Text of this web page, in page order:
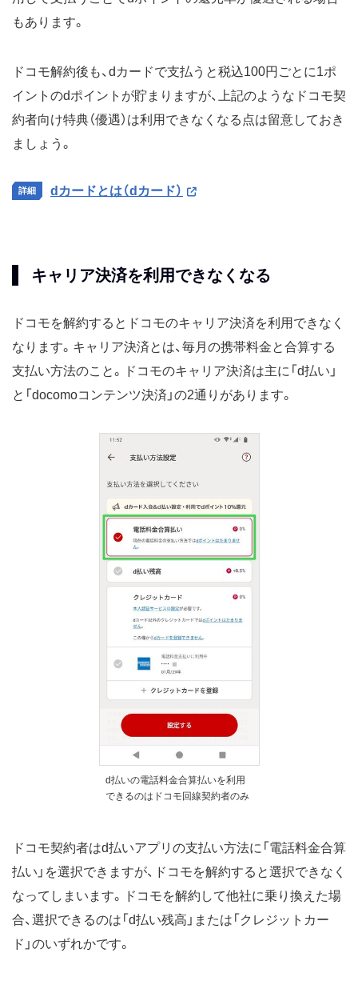
もあります。
ドコモ解約後も、dカードで支払うと税込100円ごとに1ポ
イントのdポイントが貯まりますが、上記のようなドコモ契
約者向け特典（優遇）は利用できなくなる点は留意しておき
ましょう。
dカードとは（dカード）
キャリア決済を利用できなくなる
ドコモを解約するとドコモのキャリア決済を利用できなく
なります。キャリア決済とは、毎月の携帯料金と合算する
支払い方法のこと。ドコモのキャリア決済は主に「d払い」
と「docomoコンテンツ決済」の2通りがあります。
d払いの電話料金合算払いを利用
できるのはドコモ回線契約者のみ
ドコモ契約者はd払いアプリの支払い方法に「電話料金合算
払い」を選択できますが、ドコモを解約すると選択できなく
なってしまいます。ドコモを解約して他社に乗り換えた場
合、選択できるのは「d払い残高」または「クレジットカー
ド」のいずれかです。